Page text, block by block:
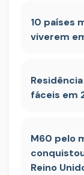
10 países
viverem
fáceis em
M60 pelo
Reino